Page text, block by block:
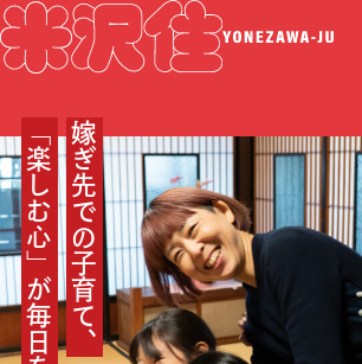
嫁ぎ先での子育て、